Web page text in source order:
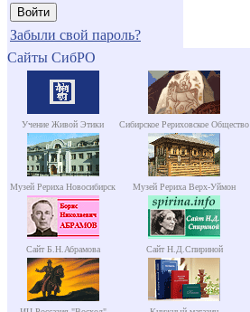
Забыли свой пароль?
Сайты СибРО
Учение Живой Этики Сибирское Рериховское Общество
Музей Рериха Новосибирск Музей Рериха Верх-Уймон
Сайт Б.Н.Абрамова Сайт Н.Д.Спириной